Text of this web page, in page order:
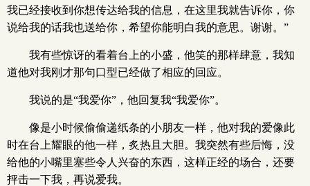
我已经接收到你想传达给我的信息，在这里我就告诉你，你
说给我的话我也送给你，希望你能明白我的意思。谢谢。”
我有些惊讶的看着台上的小盛，他笑的那样肆意，我知
道他对我刚才那句口型已经做了相应的回应。
我说的是“我爱你”，他回复我“我爱你”。
像是小时候偷偷递纸条的小朋友一样，他对我的爱像此
时在台上耀眼的他一样，炙热且大胆。我突然有些后悔，没
给他的小嘴里塞些令人兴奋的东西，这样正经的场合，还要
抨击一下我，再说爱我。